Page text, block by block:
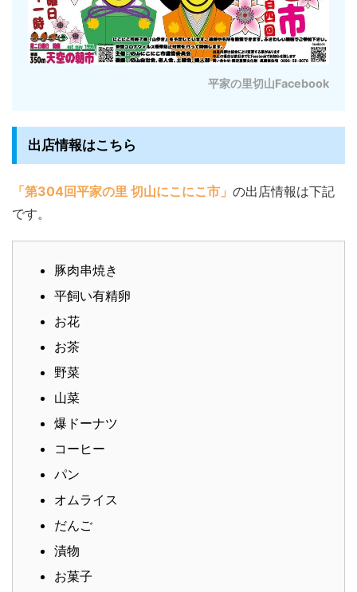
平家の里切山Facebook
出店情報はこちら
「第304回平家の里 切山にこにこ市」 の出店情報は下記
です。
豚肉串焼き
平飼い有精卵
お花
お茶
野菜
山菜
爆ドーナツ
コーヒー
パン
オムライス
だんご
漬物
お菓子